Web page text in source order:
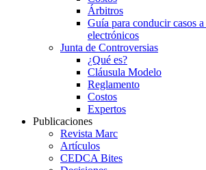
Árbitros
Guía para conducir casos
electrónicos
Junta de Controversias
¿Qué es?
Cláusula Modelo
Reglamento
Costos
Expertos
Publicaciones
Revista Marc
Artículos
CEDCA Bites